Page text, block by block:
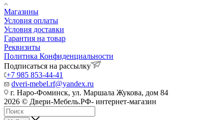
Магазины
Условия оплаты
Условия доставки
Гарантия на товар
Реквизиты
Политика Конфиденциальности
Подписаться на рассылку
+7 985 853-44-41
dveri-mebel.rf@yandex.ru
г. Наро-Фоминск, ул. Маршала Жукова, дом 84
2026 © Двери-Мебель.РФ- интернет-магазин